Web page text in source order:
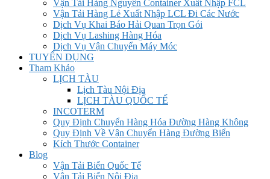
Vận Tải Hàng Nguyên Container Xuất Nhập FCL
Vận Tải Hàng Lẻ Xuất Nhập LCL Đi Các Nước
Dịch Vụ Khai Báo Hải Quan Trọn Gói
Dịch Vụ Lashing Hàng Hóa
Dịch Vụ Vận Chuyển Máy Móc
TUYỂN DỤNG
Tham Khảo
LỊCH TÀU
Lịch Tàu Nội Địa
LỊCH TÀU QUỐC TẾ
INCOTERM
Quy Định Chuyển Hàng Hóa Đường Hàng Không
Quy Định Về Vận Chuyển Hàng Đường Biển
Kích Thước Container
Blog
Vận Tải Biển Quốc Tế
Vận Tải Biển Nội Địa